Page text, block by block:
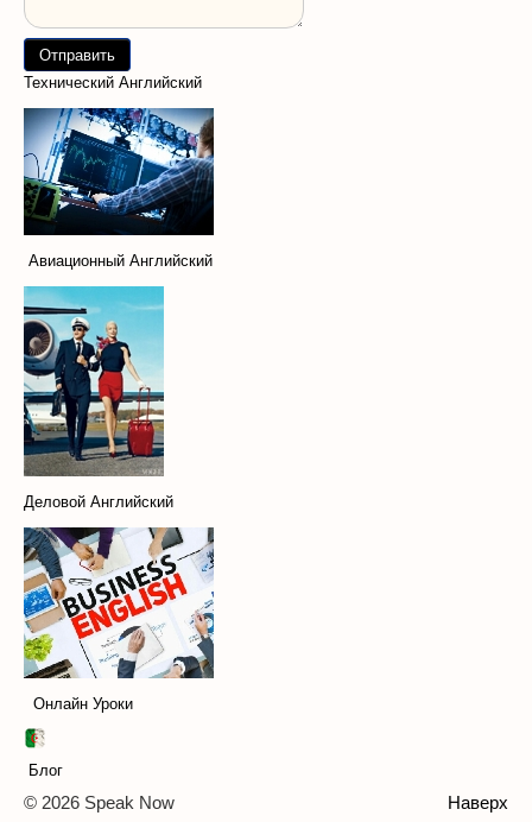
Технический Английский
Авиационный Английский
Деловой Английский
Онлайн Уроки
Блог
Наверх
© 2026 Speak Now